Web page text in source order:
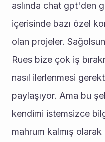
aslında chat gpt'den
içerisinde bazı özel
olan projeler.
Rues bize çok iş
nasıl ilerlenmesi
paylaşıyor. Ama bu
kendimi istemsizce
mahrum kalmış